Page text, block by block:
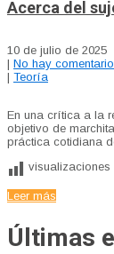
Acerca del
10 de julio de 2025
| No hay
| Teoría
En una crítica a la
objetivo de
práctica cotidiana
visualizaciones
Leer más
Últimas